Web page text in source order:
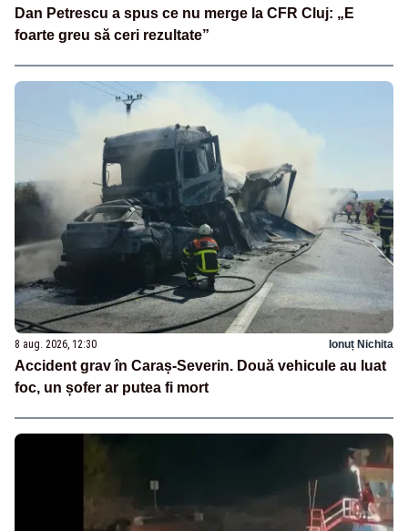
Dan Petrescu a spus ce nu merge la CFR Cluj: „E
foarte greu să ceri rezultate”
8 aug. 2026, 12:30 Ionuț Nichita
Accident grav în Caraș-Severin. Două vehicule au luat
foc, un șofer ar putea fi mort